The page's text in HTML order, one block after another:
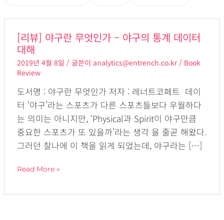
[리뷰] 야구란 무엇인가 – 야구의 통계 데이터
대해
2019년 4월 8일/ 글쓴이 analytics@entrench.co.kr/ Book
Review
도서명 : 야구란 무엇인가 저자 : 레너트코페트 데이
터 ‘야구’라는 스포츠가 다른 스포츠들보다 우월하다
는 의미는 아니지만, ‘Physical과 Spirit이 야구만큼
중요한 스포츠가 또 있을까’라는 생각 을 줄곧 해왔다.
그러던 찰나에 이 책을 읽게 되었는데, 야구라는 […]
뷰]
야
구
란
무
엇
인
가
–
구
Read More »